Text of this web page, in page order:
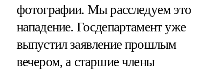
фотографии. Мы расследуем это
нападение. Госдепартамент уже
выпустил заявление прошлым
вечером, а старшие члены